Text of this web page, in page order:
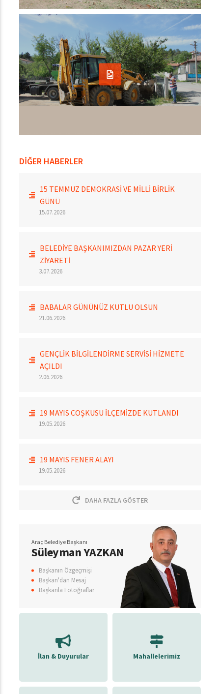
DİĞER HABERLER
15 TEMMUZ DEMOKRASİ VE MİLLİ BİRLİK
GÜNÜ
15.07.2026
BELEDİYE BAŞKANIMIZDAN PAZAR YERİ
ZİYARETİ
3.07.2026
BABALAR GÜNÜNÜZ KUTLU OLSUN
21.06.2026
GENÇLİK BİLGİLENDİRME SERVİSİ HİZMETE
AÇILDI
2.06.2026
19 MAYIS COŞKUSU İLÇEMİZDE KUTLANDI
19.05.2026
19 MAYIS FENER ALAYI
19.05.2026
DAHA FAZLA GÖSTER
Araç Belediye Başkanı
Süleyman YAZKAN
Başkanın Özgeçmişi
Başkan'dan Mesaj
Başkanla Fotoğraflar
İlan & Duyurular Mahallelerimiz